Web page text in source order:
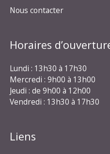
Nous contacter
Horaires
Lundi : 13h30 à 17h30
Mercredi : 9h00 à 13h00
Jeudi : de 9h00 à 12h00
Vendredi : 13h30 à 17h30
Liens